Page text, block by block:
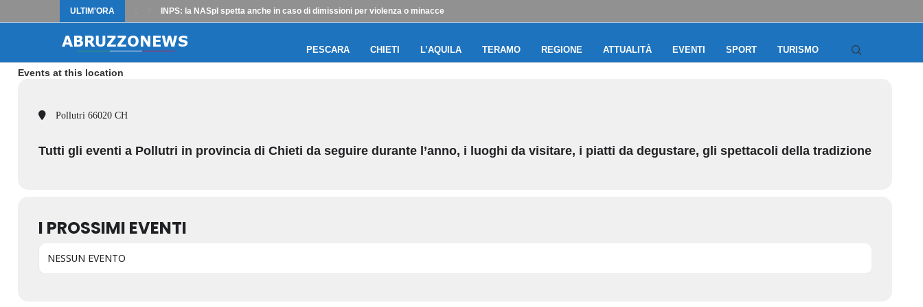
ULTIM'ORA INPS: la NASpI spetta anche in caso di dimissioni per violenza o minacce
PESCARA CHIETI L’AQUILA TERAMO REGIONE ATTUALITÀ EVENTI SPORT TURISMO
Events at this location
Pollutri 66020 CH
Tutti gli eventi a Pollutri in provincia di Chieti da seguire durante l’anno, i luoghi da visitare, i piatti da degustare, gli spettacoli della tradizione
I PROSSIMI EVENTI
NESSUN EVENTO